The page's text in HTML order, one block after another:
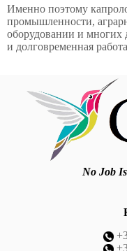
Именно поэтому
промышленности,
оборудовании и многих
и долговременная
No Job